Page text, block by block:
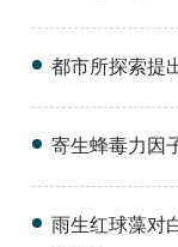
都市所探索提
寄生蜂毒力因
雨生红球藻对